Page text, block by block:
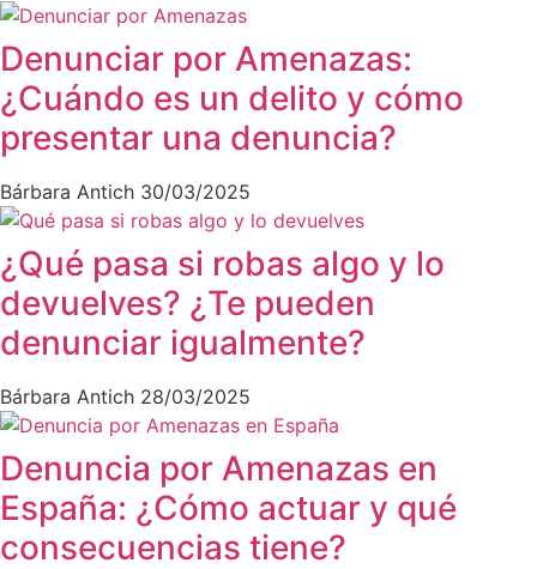
Denunciar por Amenazas:
¿Cuándo es un delito y cómo
presentar una denuncia?
Bárbara Antich 30/03/2025
¿Qué pasa si robas algo y lo
devuelves? ¿Te pueden
denunciar igualmente?
Bárbara Antich 28/03/2025
Denuncia por Amenazas en
España: ¿Cómo actuar y qué
consecuencias tiene?